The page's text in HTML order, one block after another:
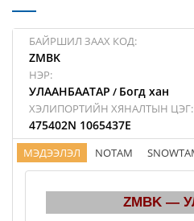
БАЙРШИЛ ЗААХ КОД:
ZMBK
НЭР:
УЛААНБААТАР / Богд хан
ХЭЛИПОРТИЙН ХЯНАЛТЫН ЦЭГ:
475402N 1065437E
МЭДЭЭЛЭЛ NOTAM